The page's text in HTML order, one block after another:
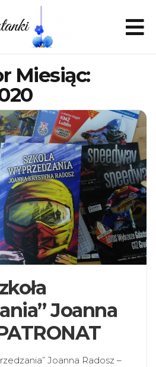
Miesiąc:
Joanna
Joanna Radosz –